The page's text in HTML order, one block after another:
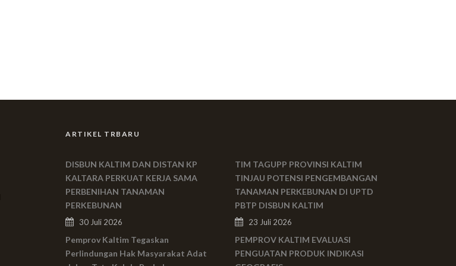
ARTIKEL TRBARU
DISBUN KALTIM DAN DISTAN KP
KALTARA PERKUAT KERJA SAMA
PERBENIHAN TANAMAN
PERKEBUNAN
30 Juli 2026
Pemprov Kaltim Tegaskan
Perlindungan Hak Masyarakat Adat
TIM TAGUPP PROVINSI KALTIM
TINJAU POTENSI PENGEMBANGAN
TANAMAN PERKEBUNAN DI UPTD
PBTP DISBUN KALTIM
23 Juli 2026
PEMPROV KALTIM EVALUASI
PENGUATAN PRODUK INDIKASI